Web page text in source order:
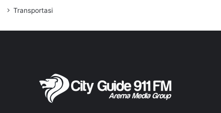
Transportasi